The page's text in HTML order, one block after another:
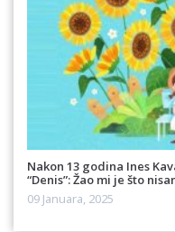
Nakon 13 godina Ines
“Denis”: Žao mi je što
09 Januara, 2025